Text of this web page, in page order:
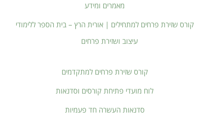
מאמרים ומידע
קורס שזירת פרחים למתחילים | אורית הרץ – בית הספר ללימודי
עיצוב ושזירת פרחים
קורס שזירת פרחים למתקדמים
לוח מועדי פתיחת קורסים וסדנאות
סדנאות העשרה חד פעמיות